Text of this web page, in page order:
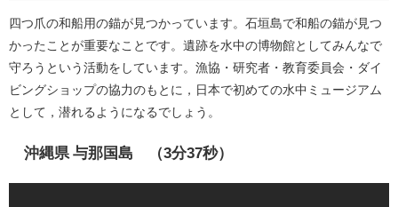
四つ爪の和船用の錨が見つかっています。石垣島で和船の錨が見つ
かったことが重要なことです。遺跡を水中の博物館としてみんなで
守ろうという活動をしています。漁協・研究者・教育委員会・ダイ
ビングショップの協力のもとに，日本で初めての水中ミュージアム
として，潜れるようになるでしょう。
沖縄県 与那国島 （3分37秒）